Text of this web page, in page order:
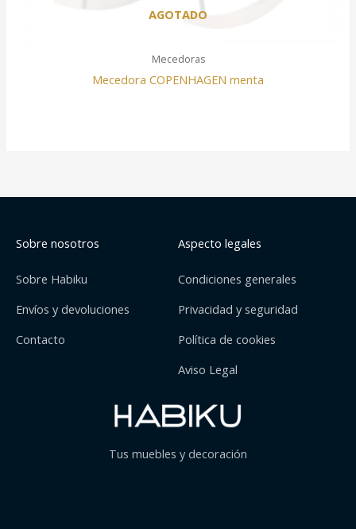
AGOTADO
Mecedoras
Mecedora COPENHAGEN menta
Sobre nosotros
Sobre Habiku
Envíos y devoluciones
Contacto
Aspecto legales
Condiciones generales
Privacidad y seguridad
Política de cookies
Aviso Legal
Tus muebles y decoración